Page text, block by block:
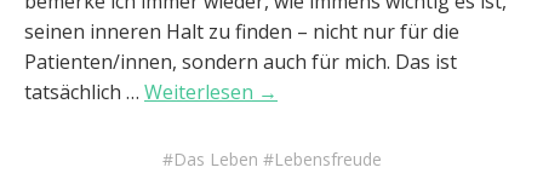
seinen inneren Halt zu finden – nicht nur für die
Patienten/innen, sondern auch für mich. Das ist
tatsächlich … Weiterlesen →
Das Leben
Lebensfreude